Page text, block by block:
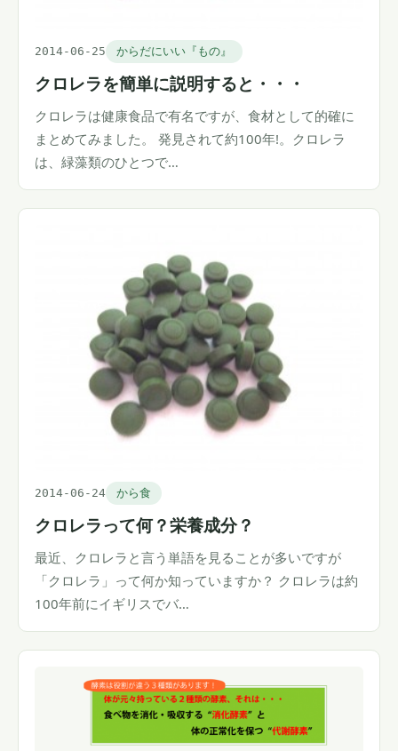
2014-06-25 からだにいい『もの』
クロレラを簡単に説明すると・・・
クロレラは健康食品で有名ですが、食材として的確に
まとめてみました。 発見されて約100年!。クロレラ
は、緑藻類のひとつで…
2014-06-24 から食
クロレラって何？栄養成分？
最近、クロレラと言う単語を見ることが多いですが
「クロレラ」って何か知っていますか？ クロレラは約
100年前にイギリスでバ…